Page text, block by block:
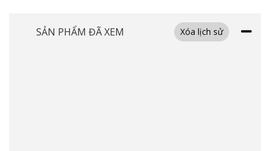
SẢN PHẨM ĐÃ XEM Xóa lịch sử